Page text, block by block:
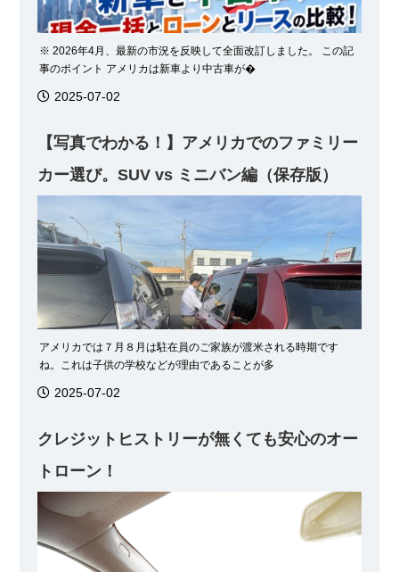
※ 2026年4月、最新の市況を反映して全面改訂しました。 この記
事のポイント アメリカは新車より中古車が�
2025-07-02
【写真でわかる！】アメリカでのファミリー
カー選び。SUV vs ミニバン編（保存版）
アメリカでは７月８月は駐在員のご家族が渡米される時期です
ね。これは子供の学校などが理由であることが多
2025-07-02
クレジットヒストリーが無くても安心のオー
トローン！